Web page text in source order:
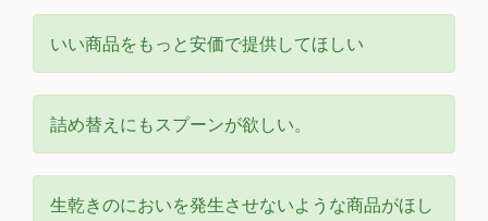
いい商品をもっと安価で提供してほしい
詰め替えにもスプーンが欲しい。
生乾きのにおいを発生させないような商品がほし